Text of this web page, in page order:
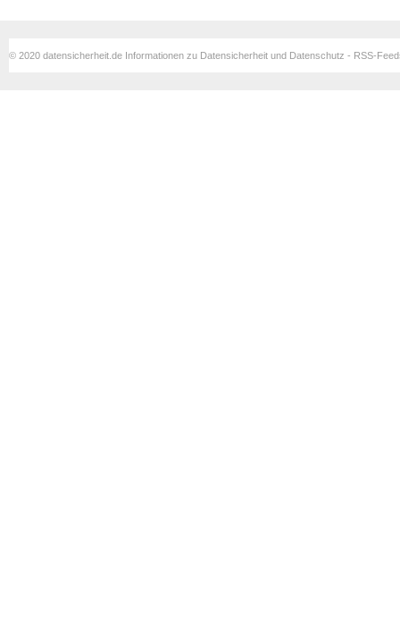
© 2020 datensicherheit.de Informationen zu Datensicherheit und Datenschutz - RSS-